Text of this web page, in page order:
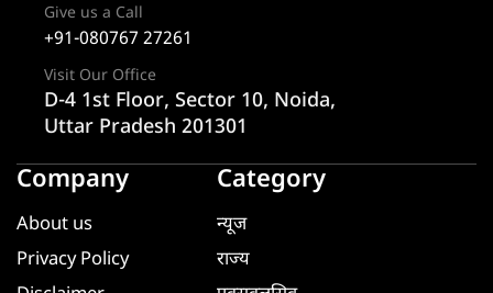
Give us a Call
+91-080767 27261
Visit Our Office
D-4 1st Floor, Sector 10, Noida,
Uttar Pradesh 201301
Company
About us
Privacy Policy
Category
न्यूज
राज्य